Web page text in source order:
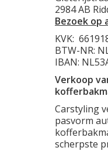
2984 AB
Bezoek op
KVK:
BTW-NR:
IBAN:
Verkoop
Carstyling
pasvorm
scherpste